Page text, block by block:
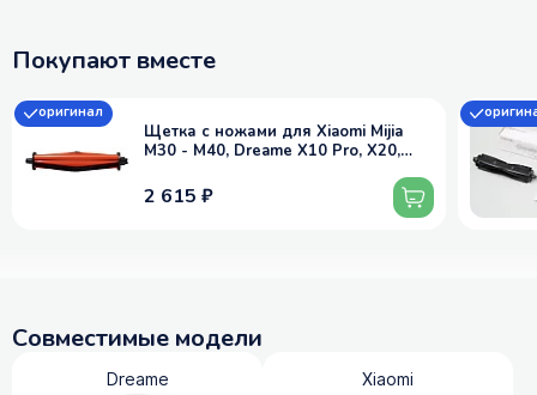
Покупают вместе
Щетка с ножами для Xiaomi Mijia
M30 - M40, Dreame X10 Pro, X20,
оригинал
2 615 ₽
Совместимые модели
Dreame Xiaomi